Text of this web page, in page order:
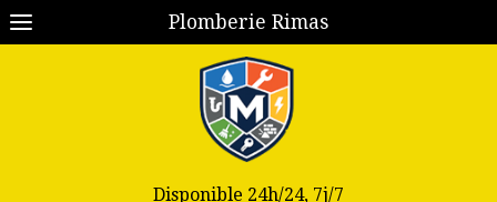
Plomberie Rimas
Disponible 24h/24, 7j/7